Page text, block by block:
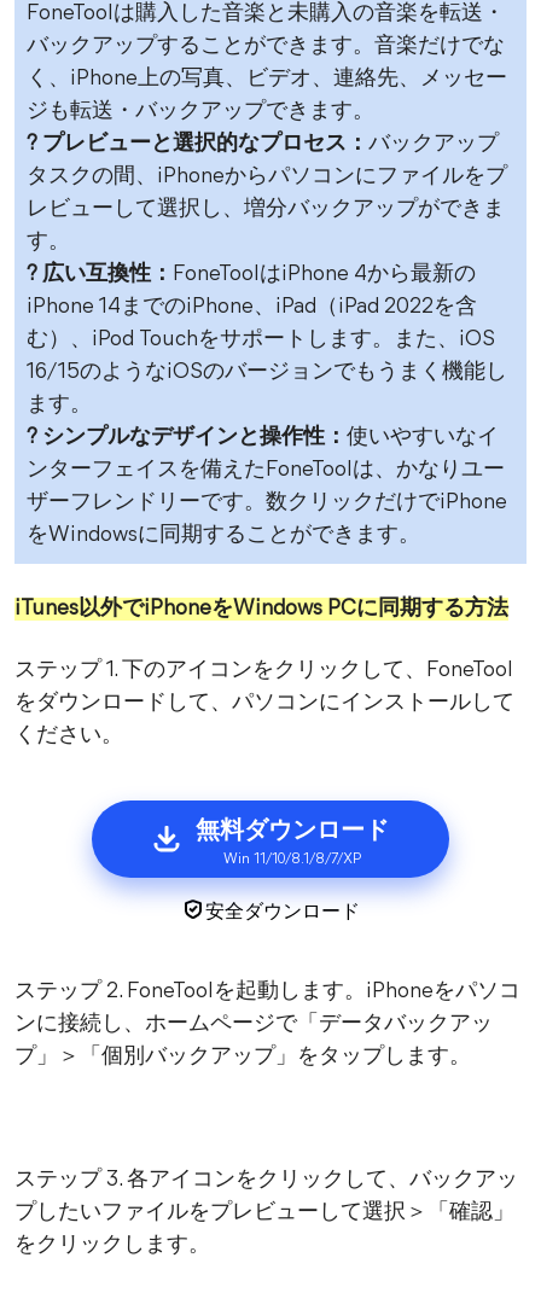
FoneToolは購入した音楽と未購入の音楽を転送・
バックアップすることができます。音楽だけでな
く、iPhone上の写真、ビデオ、連絡先、メッセー
ジも転送・バックアップできます。
? プレビューと選択的なプロセス： バックアップ
タスクの間、iPhoneからパソコンにファイルをプ
レビューして選択し、増分バックアップができま
す。
? 広い互換性： FoneToolはiPhone 4から最新の
iPhone 14までのiPhone、iPad（iPad 2022を含
む）、iPod Touchをサポートします。また、iOS
16/15のようなiOSのバージョンでもうまく機能し
ます。
? シンプルなデザインと操作性： 使いやすいなイ
ンターフェイスを備えたFoneToolは、かなりユー
ザーフレンドリーです。数クリックだけでiPhone
をWindowsに同期することができます。
iTunes以外でiPhoneをWindows PCに同期する方法
ステップ 1. 下のアイコンをクリックして、FoneTool
をダウンロードして、パソコンにインストールして
ください。
無料ダウンロード
Win 11/10/8.1/8/7/XP
安全ダウンロード
ステップ 2. FoneToolを起動します。iPhoneをパソコ
ンに接続し、ホームページで「データバックアッ
プ」＞「個別バックアップ」をタップします。
ステップ 3. 各アイコンをクリックして、バックアッ
プしたいファイルをプレビューして選択＞「確認」
をクリックします。